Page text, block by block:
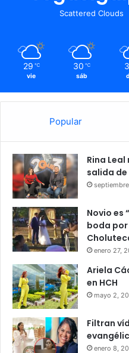
Scattered Clouds
29 ℃
vie
30 ℃
sáb
Popular
Rina
salida de
Novio es
boda
enero 27,
Ariela
en HCH
mayo 2,
Filtran
enero 8,